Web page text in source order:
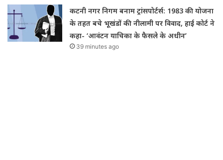
कटनी नगर निगम बनाम ट्रांसपोर्टर्स: 1983 की योजना
के तहत बचे भूखंडों की नीलामी पर विवाद, हाई कोर्ट ने
कहा- ‘आवंटन याचिका के फैसले के अधीन’
39 minutes ago